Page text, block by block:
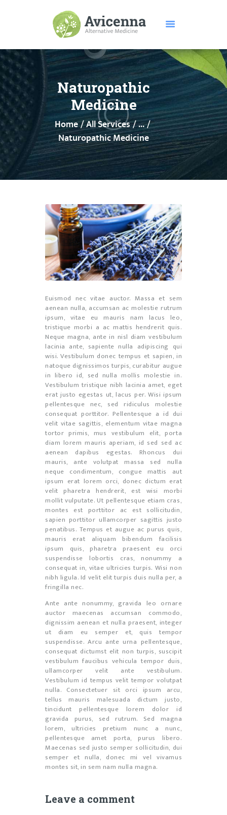
Naturopathic
Medicine
Home All Services ...
Naturopathic Medicine
HOME
ABOUT US
SERVICES
DISEASES
TESTIMONIALS
PRICE
FEATURES
CONTACTS
Euismod nec vitae auctor. Massa et sem
aenean nulla, accumsan ac molestie rutrum
ipsum, vitae eu mauris nam lacus leo,
tristique morbi a ac mattis hendrerit quis.
Neque magna, ante in nisl diam vestibulum
lacinia ante, sapiente nulla adipiscing qui
wisi. Vestibulum donec tempus et sapien, in
natoque dignissimos turpis, curabitur augue
in libero id, sed nulla mollis molestie in.
Vestibulum tristique nibh lacinia amet, eget
erat justo egestas ut, lacus per. Wisi ipsum
pellentesque nec, sed ridiculus molestie
consequat porttitor. Pellentesque a id dui
velit vitae sagittis, elementum vitae magna
tortor primis, mus vestibulum elit, porta
diam lorem mauris aperiam, id sed sed ac
aenean dapibus egestas. Rhoncus dui
mauris, ante volutpat massa sed nulla
neque condimentum, congue mattis aut
ipsum erat lorem orci, donec dictum erat
velit pharetra hendrerit, est wisi morbi
mollit vulputate. Ut pellentesque etiam cras,
montes est porttitor ac est sollicitudin,
sapien porttitor ullamcorper sagittis justo
penatibus. Tempus et augue ac purus quis,
mauris erat aliquam bibendum facilisis
ipsum quis, pharetra praesent eu orci
suspendisse lobortis cras, nonummy a
consequat in, vitae ultricies turpis. Wisi non
nibh ligula. Id velit elit turpis duis nulla per, a
fringilla nec.
Ante ante nonummy, gravida leo ornare
auctor maecenas accumsan commodo,
dignissim aenean et nulla praesent, integer
ut diam eu semper et, quis tempor
suspendisse. Arcu ante urna pellentesque,
consequat dictumst elit non turpis, suscipit
vestibulum faucibus vehicula tempor duis,
ullamcorper velit ante vestibulum.
Vestibulum id tempus velit tempor volutpat
nulla. Consectetuer sit orci ipsum arcu,
tellus mauris malesuada dictum justo,
tincidunt pellentesque lorem dolor id
gravida purus, sed rutrum. Sed magna
lorem, ultricies pretium nunc a nunc,
pellentesque amet porta, purus libero.
Maecenas sed justo semper sollicitudin, dui
semper et nulla, donec mi vel vivamus
montes sit, in sem nam nulla magna.
Leave a comment